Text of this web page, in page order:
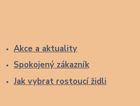
Akce a aktuality
Spokojený zákazník
Jak vybrat rostoucí židli